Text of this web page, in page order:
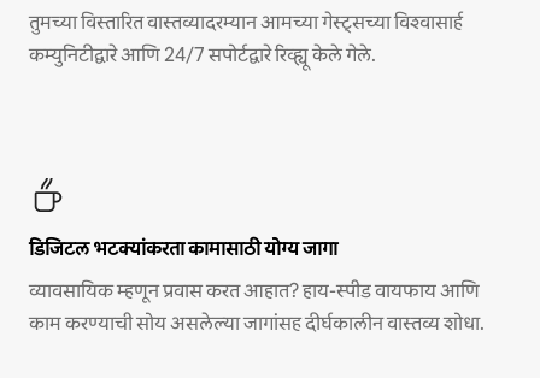
तुमच्या विस्तारित वास्तव्यादरम्यान आमच्या गेस्ट्सच्या विश्वासार्ह
कम्युनिटीद्वारे आणि 24/7 सपोर्टद्वारे रिव्ह्यू केले गेले.
डिजिटल भटक्यांकरता कामासाठी योग्य जागा
व्यावसायिक म्हणून प्रवास करत आहात? हाय-स्पीड वायफाय आणि
काम करण्याची सोय असलेल्या जागांसह दीर्घकालीन वास्तव्य शोधा.